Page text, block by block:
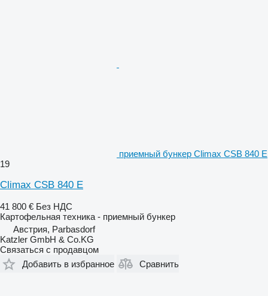
приемный бункер Climax CSB 840 E
19
Climax CSB 840 E
41 800 € Без НДС
Картофельная техника - приемный бункер
Австрия, Parbasdorf
Katzler GmbH & Co.KG
Связаться с продавцом
Добавить в избранное
Сравнить